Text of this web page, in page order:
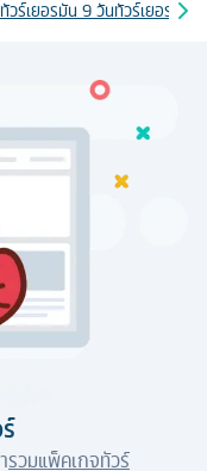
ทัวร์เยอรมัน 9 วันทัวร์เยอรมัน
รวมแพ็คเกจทัวร์